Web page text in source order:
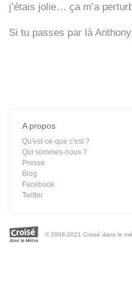
j’étais jolie… ça m’a
Si tu passes par là
A propos
Qu'est-ce-que c'est ?
Qui sommes-nous ?
Presse
Blog
Facebook
Twitter
© 2008-2021 Croisé dans le